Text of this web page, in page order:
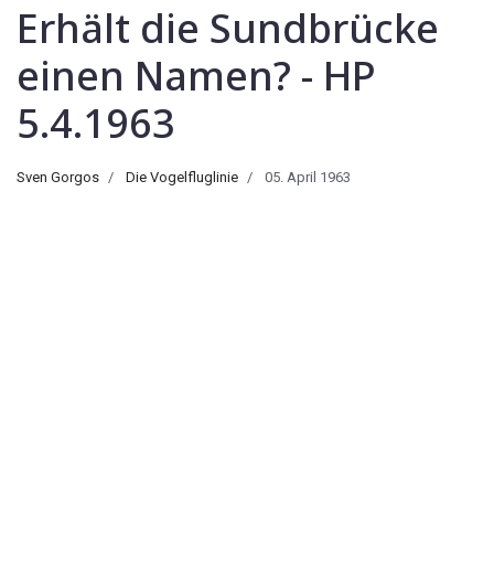
Erhält die Sundbrücke
einen Namen? - HP
5.4.1963
Sven Gorgos Die Vogelfluglinie 05. April 1963